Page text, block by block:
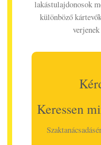
lakástulajdonosok
különböző
Keressen